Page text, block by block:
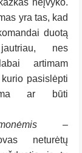
neįvyko.
yra tas, kad
duotą
nes
artimam
pasislėpti
ar būti
–
neturėtų